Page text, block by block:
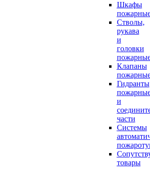
Шкафы
Стволы,
рукава
и
головки
Клапаны
Гидранты
и
части
Системы
товары